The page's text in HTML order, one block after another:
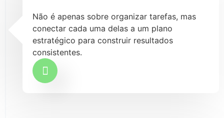
Não é apenas sobre organizar tarefas, mas
conectar cada uma delas a um plano
estratégico para construir resultados
consistentes.